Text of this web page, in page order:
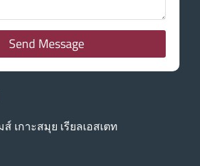
Send Message
เกาะสมุย เรียลเอสเตท